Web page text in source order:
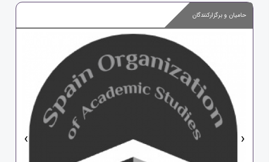
حامیان و برگزارکنندگان
‹ ›